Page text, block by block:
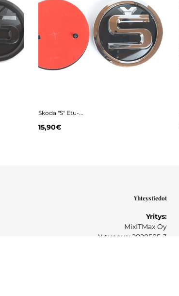
Skoda "S" Etu-...
15,90€
Yhteystiedot
Yritys:
MixITMax Oy
Y-tunnus: 2828585-3